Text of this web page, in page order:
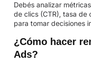
Debés analizar
de clics (CTR), tasa de
para tomar decisiones
¿Cómo hacer
Ads?